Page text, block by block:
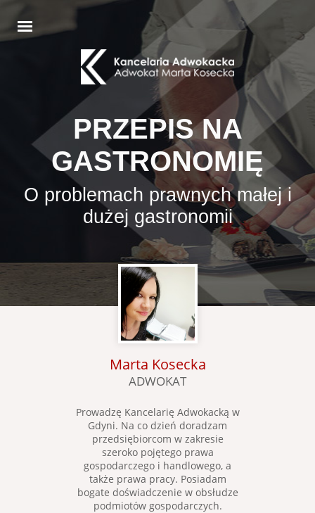
PRZEPIS NA
GASTRONOMIĘ
O problemach prawnych małej i
dużej gastronomii
Marta Kosecka
ADWOKAT
Prowadzę Kancelarię Adwokacką w
Gdyni. Na co dzień doradzam
przedsiębiorcom w zakresie
szeroko pojętego prawa
gospodarczego i handlowego, a
także prawa pracy. Posiadam
bogate doświadczenie w obsłudze
podmiotów gospodarczych.